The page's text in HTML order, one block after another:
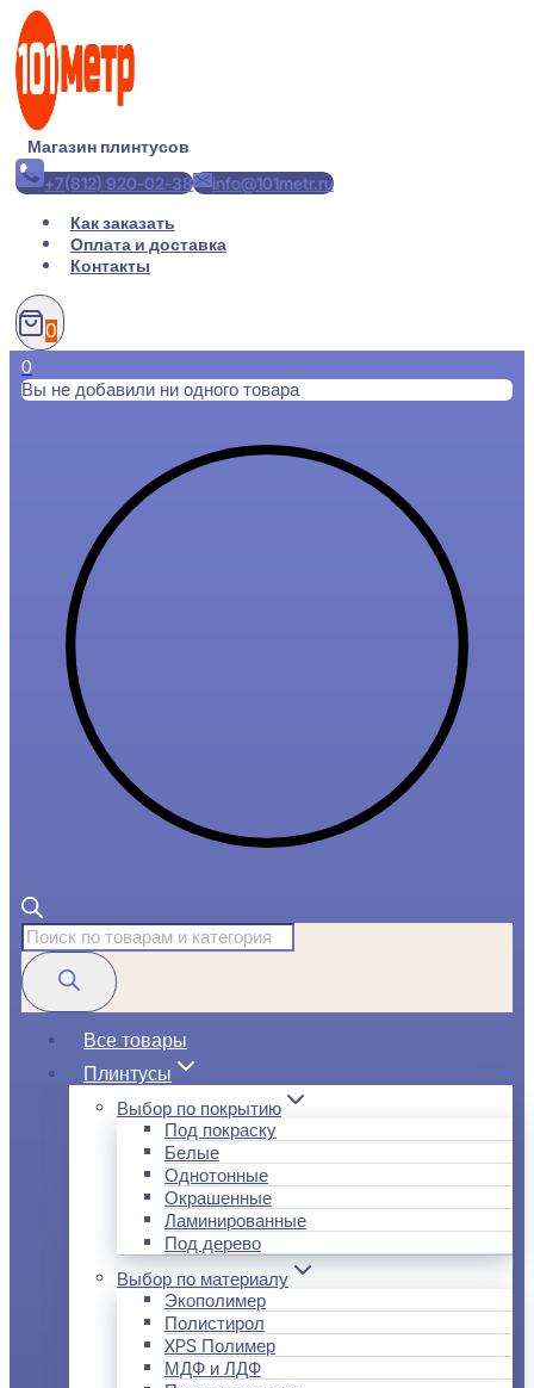
Перейти
содержимому
Магазин плинтусов
+7(812) 920-02-38
info@101metr.ru
Как заказать
Оплата и доставка
Контакты
0
0
Вы не добавили ни одного товара
Поиск
товаров
Все товары
Плинтусы
Выбор по покрытию
Под покраску
Белые
Однотонные
Окрашенные
Ламинированные
Под дерево
Выбор по материалу
Экополимер
Полистирол
XPS Полимер
МДФ и ЛДФ